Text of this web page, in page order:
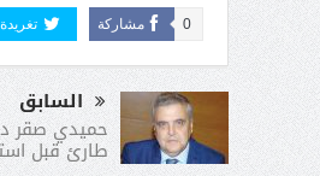
مشاركة 0 تغريدة
السابق
حميدي صقر
طارئ قبل